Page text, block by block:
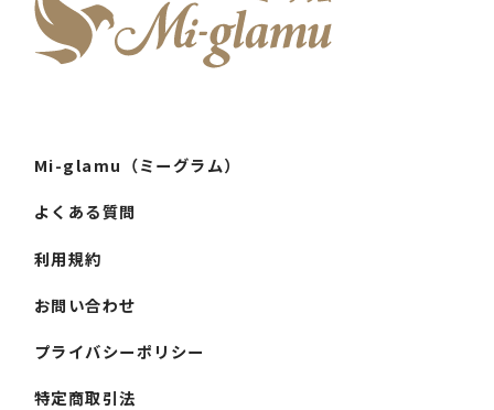
Mi-glamu（ミーグラム）
よくある質問
利用規約
お問い合わせ
プライバシーポリシー
特定商取引法